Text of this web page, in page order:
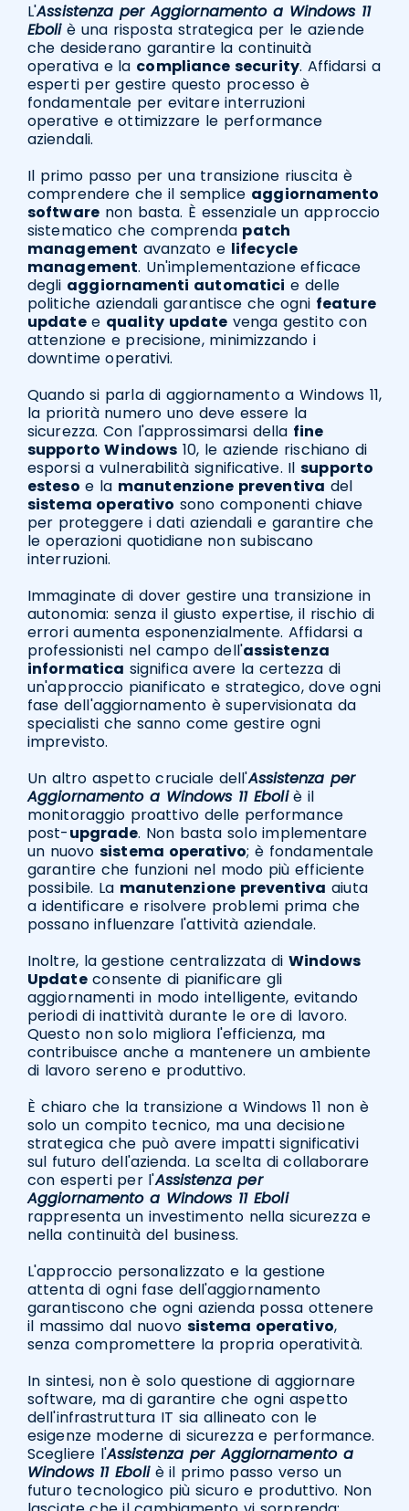
L'Assistenza per Aggiornamento a Windows 11
Eboliè una risposta strategica per le aziende
che desiderano garantire la continuità
operativa e la compliance security. Affidarsi a
esperti per gestire questo processo è
fondamentale per evitare interruzioni
operative e ottimizzare le performance
aziendali.
Il primo passo per una transizione riuscita è
comprendere che il semplice aggiornamento
softwarenon basta. È essenziale un approccio
sistematico che comprenda patch
management avanzato e lifecycle
management. Un'implementazione efficace
degli aggiornamenti automatici e delle
politiche aziendali garantisce che ogni feature
updatee quality update venga gestito con
attenzione e precisione, minimizzando i
downtime operativi.
Quando si parla di aggiornamento a Windows 11,
la priorità numero uno deve essere la
sicurezza. Con l'approssimarsi della fine
supporto Windows 10, le aziende rischiano di
esporsi a vulnerabilità significative. Ilsupporto
esteso e la manutenzione preventiva del
sistema operativo sono componenti chiave
per proteggere i dati aziendali e garantire che
le operazioni quotidiane non subiscano
interruzioni.
Immaginate di dover gestire una transizione in
autonomia: senza il giusto expertise, il rischio di
errori aumenta esponenzialmente. Affidarsi a
professionisti nel campo dell'assistenza
informatica significa avere la certezza di
un'approccio pianificato e strategico, dove ogni
fase dell'aggiornamento è supervisionata da
specialisti che sanno come gestire ogni
imprevisto.
Un altro aspetto cruciale dell'Assistenza per
Aggiornamento a Windows 11 Eboliè il
monitoraggio proattivo delle performance
post-upgrade. Non basta solo implementare
un nuovosistema operativo; è fondamentale
garantire che funzioni nel modo più efficiente
possibile. La manutenzione preventiva aiuta
a identificare e risolvere problemi prima che
possano influenzare l'attività aziendale.
Inoltre, la gestione centralizzata di Windows
Updateconsente di pianificare gli
aggiornamenti in modo intelligente, evitando
periodi di inattività durante le ore di lavoro.
Questo non solo migliora l'efficienza, ma
contribuisce anche a mantenere un ambiente
di lavoro sereno e produttivo.
È chiaro che la transizione a Windows 11 non è
solo un compito tecnico, ma una decisione
strategica che può avere impatti significativi
sul futuro dell'azienda. La scelta di collaborare
con esperti per l'Assistenza per
Aggiornamento a Windows 11 Eboli
rappresenta un investimento nella sicurezza e
nella continuità del business.
L'approccio personalizzato e la gestione
attenta di ogni fase dell'aggiornamento
garantiscono che ogni azienda possa ottenere
il massimo dal nuovo sistema operativo,
senza compromettere la propria operatività.
In sintesi, non è solo questione di aggiornare
software, ma di garantire che ogni aspetto
dell'infrastruttura IT sia allineato con le
esigenze moderne di sicurezza e performance.
Scegliere l'Assistenza per Aggiornamento a
Windows 11 Eboliè il primo passo verso un
futuro tecnologico più sicuro e produttivo. Non